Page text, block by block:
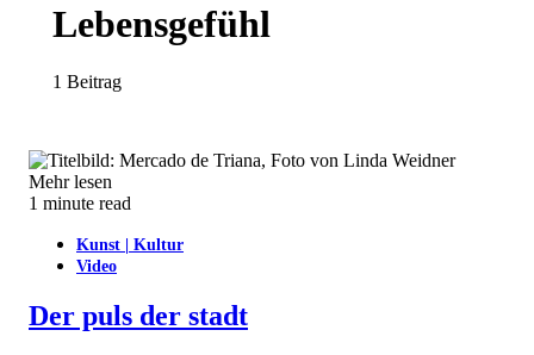
Lebensgefühl
1 Beitrag
Mehr lesen
1 minute read
Kunst | Kultur
Video
Der puls der stadt